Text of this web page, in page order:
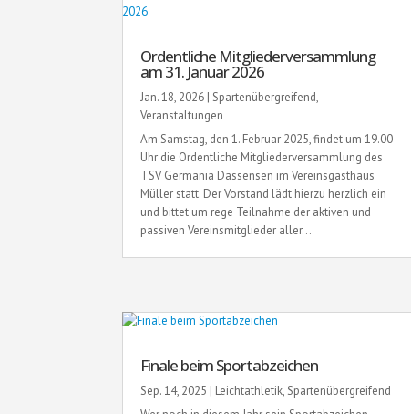
Ordentliche Mitgliederversammlung
am 31. Januar 2026
Jan. 18, 2026 |Spartenübergreifend,
Veranstaltungen
Am Samstag, den 1. Februar 2025, findet um 19.00
Uhr die Ordentliche Mitgliederversammlung des
TSV Germania Dassensen im Vereinsgasthaus
Müller statt. Der Vorstand lädt hierzu herzlich ein
und bittet um rege Teilnahme der aktiven und
passiven Vereinsmitglieder aller...
Finale beim Sportabzeichen
Sep. 14, 2025 | Leichtathletik,Spartenübergreifend